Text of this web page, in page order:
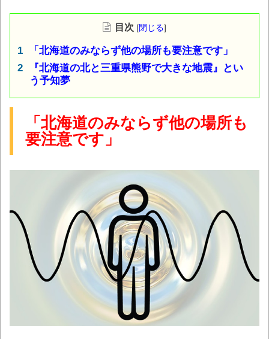
目次 [閉じる]
「北海道のみならず他の場所も要注意です」
『北海道の北と三重県熊野で大きな地震』とい
う予知夢
「北海道のみならず他の場所も
要注意です」